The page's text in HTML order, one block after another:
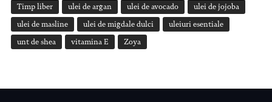
Timp liber ulei de argan ulei de avocado ulei de jojoba
ulei de masline ulei de migdale dulci uleiuri esentiale
unt de shea vitamina E Zoya